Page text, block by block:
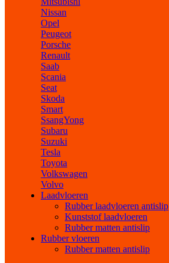
Nissan
Opel
Peugeot
Porsche
Renault
Saab
Scania
Seat
Skoda
Smart
SsangYong
Subaru
Suzuki
Tesla
Toyota
Volkswagen
Volvo
Laadvloeren
Rubber laadvloeren antislip
Kunststof laadvloeren
Rubber matten antislip
Rubber vloeren
Rubber matten antislip